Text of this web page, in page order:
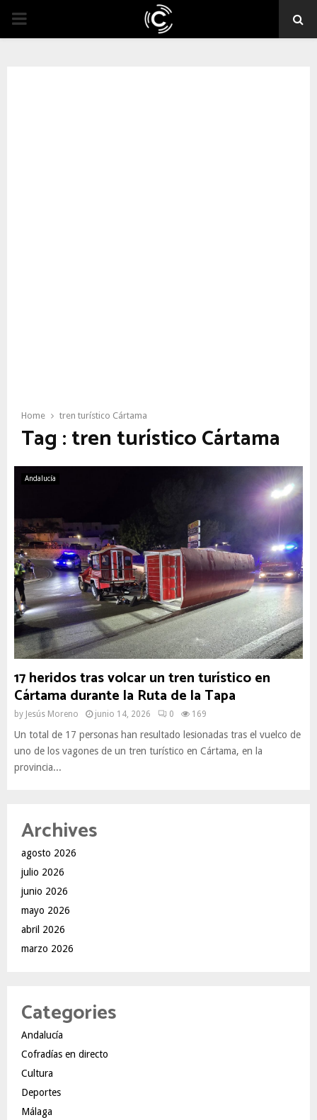
PRIMARY
Home tren turístico Cártama
Tag : tren turístico Cártama
Andalucía
17 heridos tras volcar un tren turístico en
Cártama durante la Ruta de la Tapa
by Jesús Moreno junio 14, 2026 0 169
Un total de 17 personas han resultado lesionadas tras el vuelco de
uno de los vagones de un tren turístico en Cártama, en la
provincia...
Archives
agosto 2026
julio 2026
junio 2026
mayo 2026
abril 2026
marzo 2026
Categories
Andalucía
Cofradías en directo
Cultura
Deportes
Málaga